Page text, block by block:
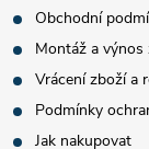
Obchodní
Montáž a výnos
Vrácení zboží a
Podmínky
Jak nakupovat